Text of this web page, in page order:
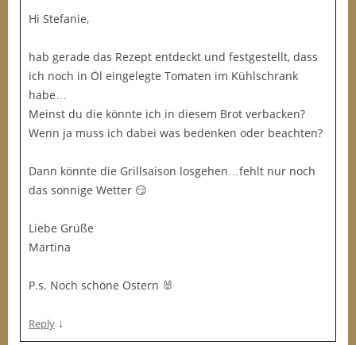
Hi Stefanie,
hab gerade das Rezept entdeckt und festgestellt, dass
ich noch in Öl eingelegte Tomaten im Kühlschrank
habe…
Meinst du die könnte ich in diesem Brot verbacken?
Wenn ja muss ich dabei was bedenken oder beachten?
Dann könnte die Grillsaison losgehen…fehlt nur noch
das sonnige Wetter 😏
Liebe Grüße
Martina
P.s. Noch schöne Ostern 🐰
Reply ↓